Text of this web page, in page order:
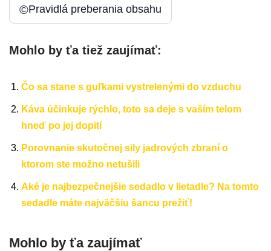
©Pravidlá preberania obsahu
Mohlo by ťa tiež zaujímať:
Čo sa stane s guľkami vystrelenými do vzduchu
Káva účinkuje rýchlo, toto sa deje s vaším telom
hneď po jej dopití
Porovnanie skutočnej sily jadrových zbraní o
ktorom ste možno netušili
Aké je najbezpečnejšie sedadlo v lietadle? Na tomto
sedadle máte najväčšiu šancu prežiť!
Mohlo by ťa zaujímať